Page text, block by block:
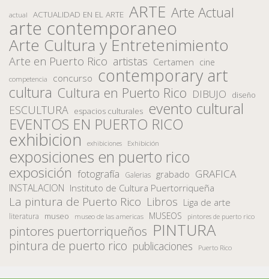
actual ACTUALIDAD EN EL ARTE ARTE Arte Actual
arte contemporaneo
Arte Cultura y Entretenimiento
Arte en Puerto Rico artistas Certamen cine
competencia concurso contemporary art
cultura Cultura en Puerto Rico DIBUJO diseño
ESCULTURA espacios culturales evento cultural
EVENTOS EN PUERTO RICO
exhibicion exhibiciones Exhibición
exposiciones en puerto rico
exposición fotografía Galerias grabado GRAFICA
INSTALACION Instituto de Cultura Puertorriqueña
La pintura de Puerto Rico Libros Liga de arte
literatura museo museo de las americas MUSEOS pintores de puerto rico
pintores puertorriqueños PINTURA
pintura de puerto rico publicaciones Puerto Rico